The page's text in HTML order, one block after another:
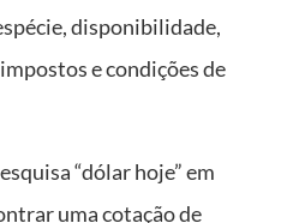
disponibilidade,
e condições de
“dólar hoje” em
uma cotação de